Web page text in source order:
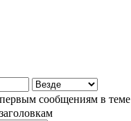
сообщениям в теме